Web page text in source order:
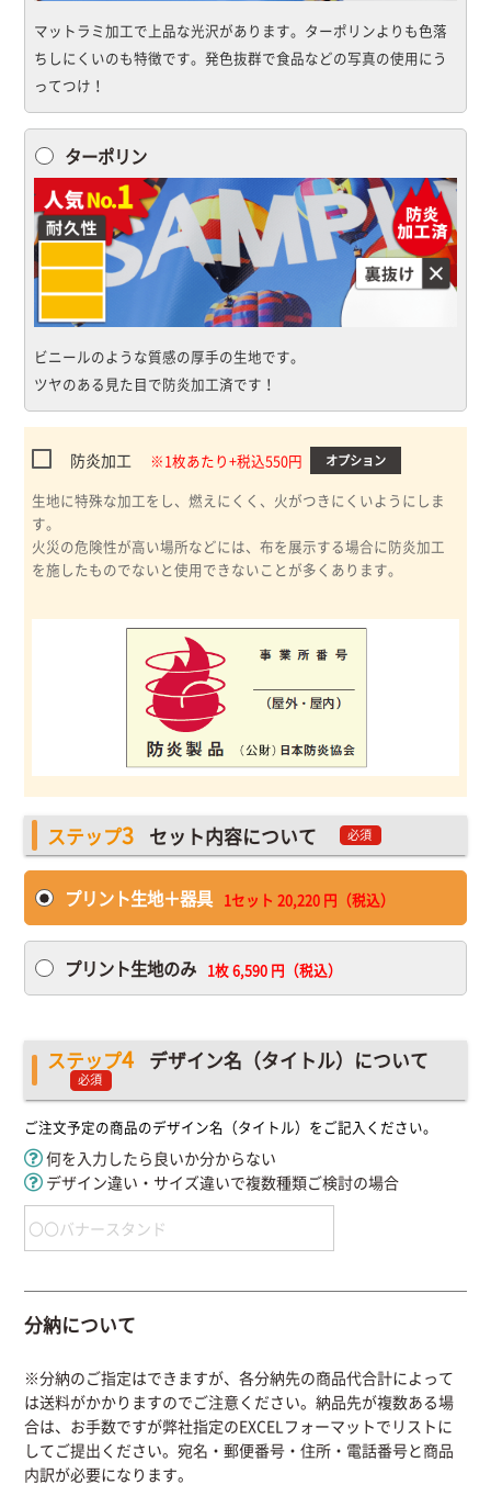
マットラミ加工で上品な光沢があります。ターポリンよりも色落
ちしにくいのも特徴です。発色抜群で食品などの写真の使用にう
ってつけ！
ターポリン
ビニールのような質感の厚手の生地です。
ツヤのある見た目で防炎加工済です！
防炎加工 ※1枚あたり+税込550円 オプション
生地に特殊な加工をし、燃えにくく、火がつきにくいようにしま
す。
火災の危険性が高い場所などには、布を展示する場合に防炎加工
を施したものでないと使用できないことが多くあります。
ステップ3 セット内容について 必須
プリント生地＋器具 1セット 20,220 円（税込）
プリント生地のみ 1枚6,590 円（税込）
ステップ4 デザイン名（タイトル）について
必須
ご注文予定の商品のデザイン名（タイトル）をご記入ください。
何を入力したら良いか分からない
デザイン違い・サイズ違いで複数種類ご検討の場合
分納について
※分納のご指定はできますが、各分納先の商品代合計によって
は送料がかかりますのでご注意ください。納品先が複数ある場
合は、お手数ですが弊社指定のEXCELフォーマットでリストに
してご提出ください。宛名・郵便番号・住所・電話番号と商品
内訳が必要になります。